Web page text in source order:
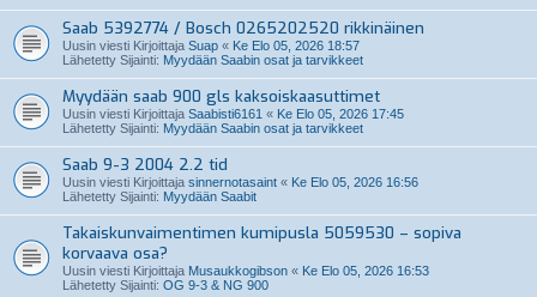
Saab 5392774 / Bosch 0265202520 rikkinäinen
Uusin viesti Kirjoittaja Suap « Ke Elo 05, 2026 18:57
Lähetetty Sijainti: Myydään Saabin osat ja tarvikkeet
Myydään saab 900 gls kaksoiskaasuttimet
Uusin viesti Kirjoittaja Saabisti6161 « Ke Elo 05, 2026 17:45
Lähetetty Sijainti: Myydään Saabin osat ja tarvikkeet
Saab 9-3 2004 2.2 tid
Uusin viesti Kirjoittaja sinnernotasaint « Ke Elo 05, 2026 16:56
Lähetetty Sijainti: Myydään Saabit
Takaiskunvaimentimen kumipusla 5059530 – sopiva
korvaava osa?
Uusin viesti Kirjoittaja Musaukkogibson « Ke Elo 05, 2026 16:53
Lähetetty Sijainti: OG 9-3 & NG 900